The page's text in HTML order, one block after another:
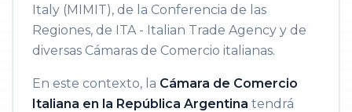
Italy (MIMIT), de la Conferencia de las
Regiones, de ITA - Italian Trade Agency y de
diversas Cámaras de Comercio italianas.
En este contexto, la Cámara de Comercio
Italiana en la República Argentina tendrá